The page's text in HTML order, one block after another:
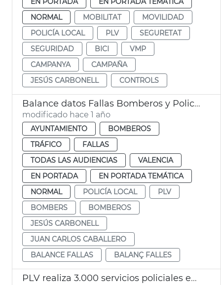
NORMAL
MOBILITAT
MOVILIDAD
POLICÍA LOCAL
PLV
SEGURETAT
SEGURIDAD
BICI
VMP
CAMPANYA
CAMPAÑA
JESÚS CARBONELL
CONTROLS
Balance datos Fallas Bomberos y Policía Local València
modificado hace 1 año
AYUNTAMIENTO
BOMBEROS
TRÁFICO
FALLAS
TODAS LAS AUDIENCIAS
VALENCIA
EN PORTADA
EN PORTADA TEMÁTICA
NORMAL
POLICÍA LOCAL
PLV
BOMBERS
BOMBEROS
JESÚS CARBONELL
JUAN CARLOS CABALLERO
BALANCE FALLAS
BALANÇ FALLES
PLV realiza 3.000 servicios policiales en las zonas afectadas por la DANA